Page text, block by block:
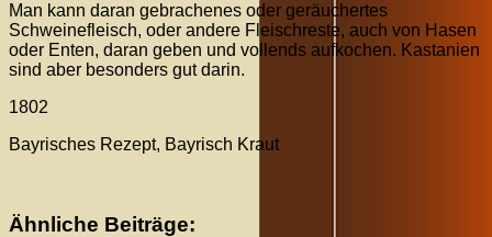
Man kann daran gebrachenes oder geräuchertes
Schweinefleisch, oder andere Fleischreste, auch von Hasen
oder Enten, daran geben und vollends aufkochen. Kastanien
sind aber besonders gut darin.
1802
Bayrisches Rezept, Bayrisch Kraut
Ähnliche Beiträge: